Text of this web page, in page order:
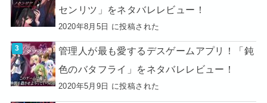
センリツ」をネタバレレビュー！
2020年8月5日 に投稿された
管理人が最も愛するデスゲームアプリ！「鈍
色のバタフライ」をネタバレレビュー！
2020年5月9日 に投稿された